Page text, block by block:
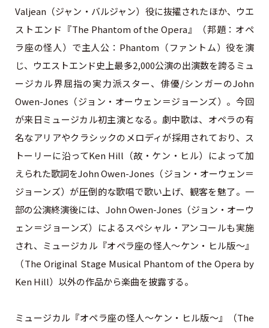
Valjean（ジャン・バルジャン）役に抜擢されたほか、ウエ
ストエンド『The Phantom of the Opera』（邦題：オペ
ラ座の怪人）で主人公：Phantom（ファントム）役を演
じ、ウエストエンド史上最多2,000公演の出演数を誇るミュ
ージカル界屈指の実力派スター、俳優/シンガーのJohn
Owen-Jones（ジョン・オーウェン＝ジョーンズ）。今回
が来日ミュージカル初主演となる。劇中歌は、オペラの有
名なアリアやクラシックのメロディが採用されており、ス
トーリーに沿ってKen Hill（故・ケン・ヒル）によって加
えられた歌詞をJohn Owen-Jones（ジョン・オーウェン＝
ジョーンズ）が圧倒的な歌唱で歌い上げ、観客を魅了。一
部の公演終演後には、John Owen-Jones（ジョン・オーウ
ェン＝ジョーンズ）によるスペシャル・アンコールも実施
され、ミュージカル『オペラ座の怪人～ケン・ヒル版～』
（The Original Stage Musical Phantom of the Opera by
Ken Hill）以外の作品から楽曲を披露する。
ミュージカル『オペラ座の怪人～ケン・ヒル版～』（The